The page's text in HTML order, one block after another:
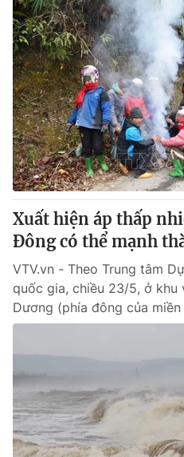
Xuất hiện áp thấp
Đông có thể mạnh
VTV.vn - Theo Trung tâm
quốc gia, chiều 23/5, ở khu
Dương (phía đông của